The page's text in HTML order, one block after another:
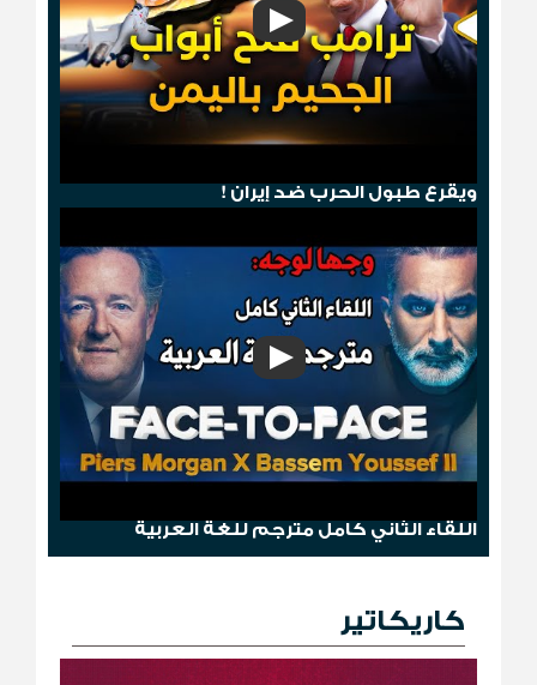
ويقرع طبول الحرب ضد إيران !
اللقاء الثاني كامل مترجم للغة العربية
كاريكاتير